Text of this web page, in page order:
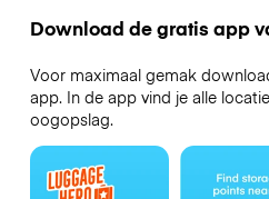
Download de gratis app
Voor maximaal gemak
app. In de app vind je alle
oogopslag.